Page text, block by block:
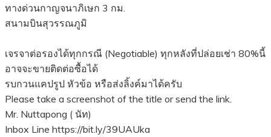
ทางด่วนกาญจนาภิเษก 3 กม.
สนามบินสุวรรณภูมิ
เจรจาต่อรองได้ทุกกรณี (Negotiable) ทุกหลังที่ปล่อยเช่า 80%นี้
อาจจะขายติดต่อซื้อได้
รบกวนแคปรูป หัวข้อ หรือส่งลิ้งค์มาได้ครับ
Please take a screenshot of the title or send the link.
Mr. Nuttapong ( นัท)
Inbox Line https://bit.ly/39UAUka